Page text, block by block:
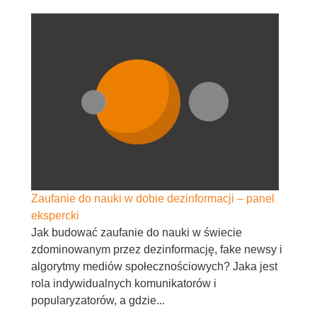
Zaufanie do nauki w dobie dezinformacji – panel
ekspercki
Jak budować zaufanie do nauki w świecie
zdominowanym przez dezinformację, fake newsy i
algorytmy mediów społecznościowych? Jaka jest
rola indywidualnych komunikatorów i
popularyzatorów, a gdzie...